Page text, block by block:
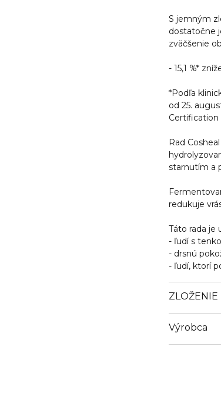
S jemným
dostatočne
zväčšenie
- 15,1 %*
*Podľa
od 25.
Rad
starnutím a
redukuje
Táto rada je
- ľudí s
- drsnú
- ľudí, ktorí
ZLOŽENIE
Výrobca